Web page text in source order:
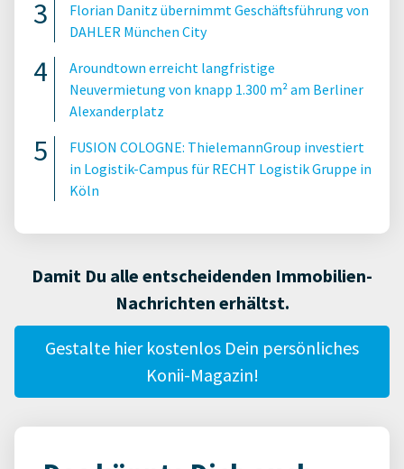
Florian Danitz übernimmt Geschäftsführung von
DAHLER München City
Aroundtown erreicht langfristige
Neuvermietung von knapp 1.300 m² am Berliner
Alexanderplatz
FUSION COLOGNE: ThielemannGroup investiert
in Logistik-Campus für RECHT Logistik Gruppe in
Köln
Damit Du alle entscheidenden Immobilien-
Nachrichten erhältst.
Gestalte hier kostenlos Dein persönliches
Konii-Magazin!